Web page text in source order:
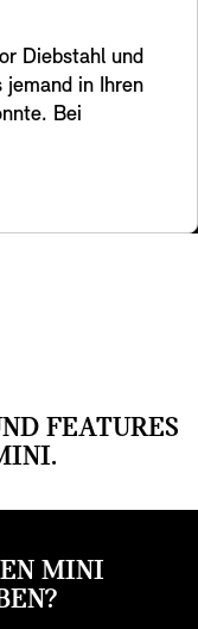
Diebstahl und
jemand in Ihren
Bei
die
FEATURES
MINI